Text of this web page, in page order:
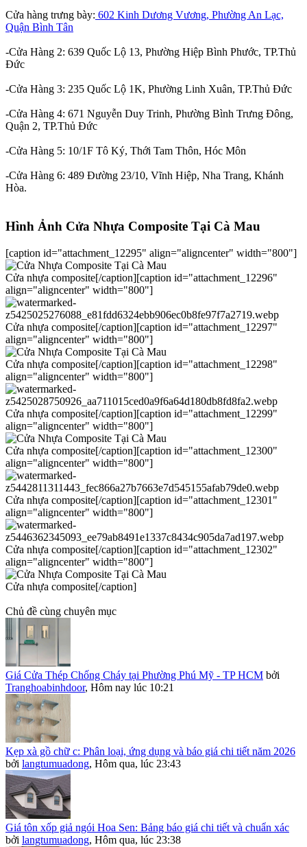
Cửa hàng trưng bày: 602 Kinh Dương Vương, Phường An Lạc,
Quận Bình Tân
-Cửa Hàng 2: 639 Quốc Lộ 13, Phường Hiệp Bình Phước, TP.Thủ
Đức
-Cửa Hàng 3: 235 Quốc Lộ 1K, Phường Linh Xuân, TP.Thủ Đức
-Cửa Hàng 4: 671 Nguyễn Duy Trinh, Phường Bình Trưng Đông,
Quận 2, TP.Thủ Đức
-Cửa Hàng 5: 10/1F Tô Ký, Thới Tam Thôn, Hóc Môn
-Cửa Hàng 6: 489 Đường 23/10, Vĩnh Hiệp, Nha Trang, Khánh
Hòa.
Hình Ảnh Cửa Nhựa Composite Tại Cà Mau​
[caption id="attachment_12295" align="aligncenter" width="800"]
Cửa nhựa composite[/caption][caption id="attachment_12296"
align="aligncenter" width="800"]
Cửa nhựa composite[/caption][caption id="attachment_12297"
align="aligncenter" width="800"]
Cửa nhựa composite[/caption][caption id="attachment_12298"
align="aligncenter" width="800"]
Cửa nhựa composite[/caption][caption id="attachment_12299"
align="aligncenter" width="800"]
Cửa nhựa composite[/caption][caption id="attachment_12300"
align="aligncenter" width="800"]
Cửa nhựa composite[/caption][caption id="attachment_12301"
align="aligncenter" width="800"]
Cửa nhựa composite[/caption][caption id="attachment_12302"
align="aligncenter" width="800"]
Cửa nhựa composite[/caption]
Chủ đề cùng chuyên mục
Giá Cửa Thép Chống Cháy tại Phường Phú Mỹ - TP HCM bởi
Tranghoabinhdoor, Hôm nay lúc 10:21
Kẹp xà gồ chữ c: Phân loại, ứng dụng và báo giá chi tiết năm 2026
bởi langtumuadong, Hôm qua, lúc 23:43
Giá tôn xốp giả ngói Hoa Sen: Bảng báo giá chi tiết và chuẩn xác
bởi langtumuadong, Hôm qua, lúc 23:38